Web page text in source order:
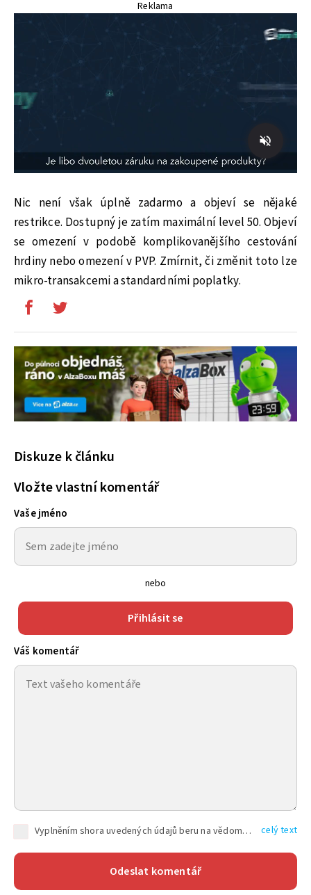
Reklama
Nic není však úplně zadarmo a objeví se nějaké
restrikce. Dostupný je zatím maximální level 50. Objeví
se omezení v podobě komplikovanějšího cestování
hrdiny nebo omezení v PVP. Zmírnit, či změnit toto lze
mikro-transakcemi a standardními poplatky.
Diskuze k článku
Vložte vlastní komentář
Vaše jméno
nebo
Přihlásit se
Váš komentář
Vyplněním shora uvedených údajů beru na vědomí, že společnost TEXT FACTORY s.r.o., sídlem Brno, Durďákova 336/29, Černá Pole, PSČ: 613 00, IČ: 06157831, zapsané u Krajského soudu v Brně, oddíl C, vložka 100399, bude zpracovávat mé osobní údaje uvedené v rámci mnou vyplněného registračního formuláře na základě oprávněných zájmů TEXT FACTORY s.r.o. dle čl. 6 odst. 1 písm. f) GDPR a pro splnění právních povinností (čl. 6 odst. 1 písm. c) GDPR), a to pro tyto účely: nezbytnost zajistit oprávnění návštěvníka webových stránek provozovaných společností TEXT FACTORY s.r.o. přispívat aktivně ke zveřejněným článkům nebo v rámci diskusních fór a výkon práv TEXT FACTORY s.r.o. jako administrátora těchto diskusních fór. Více informací o zpracování osobních údajů a právech lze nalézt v celý text